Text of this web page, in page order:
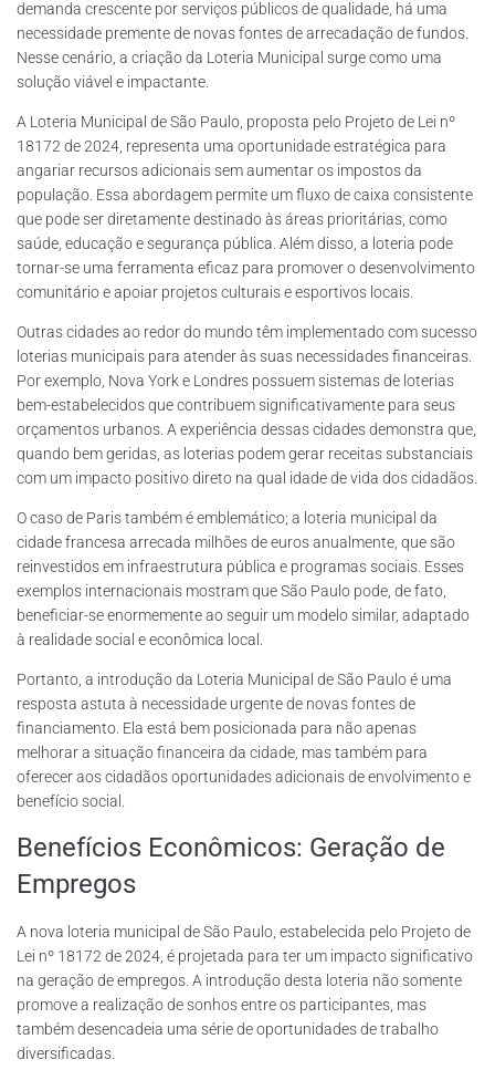
demanda crescente por serviços públicos de qualidade, há uma
necessidade premente de novas fontes de arrecadação de fundos.
Nesse cenário, a criação da Loteria Municipal surge como uma
solução viável e impactante.
A Loteria Municipal de São Paulo, proposta pelo Projeto de Lei nº
18172 de 2024, representa uma oportunidade estratégica para
angariar recursos adicionais sem aumentar os impostos da
população. Essa abordagem permite um fluxo de caixa consistente
que pode ser diretamente destinado às áreas prioritárias, como
saúde, educação e segurança pública. Além disso, a loteria pode
tornar-se uma ferramenta eficaz para promover o desenvolvimento
comunitário e apoiar projetos culturais e esportivos locais.
Outras cidades ao redor do mundo têm implementado com sucesso
loterias municipais para atender às suas necessidades financeiras.
Por exemplo, Nova York e Londres possuem sistemas de loterias
bem-estabelecidos que contribuem significativamente para seus
orçamentos urbanos. A experiência dessas cidades demonstra que,
quando bem geridas, as loterias podem gerar receitas substanciais
com um impacto positivo direto na qual idade de vida dos cidadãos.
O caso de Paris também é emblemático; a loteria municipal da
cidade francesa arrecada milhões de euros anualmente, que são
reinvestidos em infraestrutura pública e programas sociais. Esses
exemplos internacionais mostram que São Paulo pode, de fato,
beneficiar-se enormemente ao seguir um modelo similar, adaptado
à realidade social e econômica local.
Portanto, a introdução da Loteria Municipal de São Paulo é uma
resposta astuta à necessidade urgente de novas fontes de
financiamento. Ela está bem posicionada para não apenas
melhorar a situação financeira da cidade, mas também para
oferecer aos cidadãos oportunidades adicionais de envolvimento e
benefício social.
Benefícios Econômicos: Geração de
Empregos
A nova loteria municipal de São Paulo, estabelecida pelo Projeto de
Lei nº 18172 de 2024, é projetada para ter um impacto significativo
na geração de empregos. A introdução desta loteria não somente
promove a realização de sonhos entre os participantes, mas
também desencadeia uma série de oportunidades de trabalho
diversificadas.